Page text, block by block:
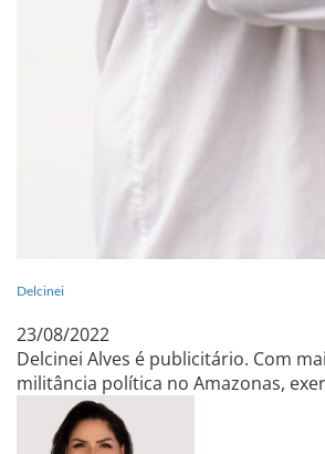
Delcinei
23/08/2022
Delcinei Alves é publicitário. Com
militância política no Amazonas,